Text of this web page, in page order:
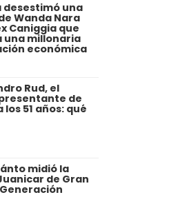
desestimó una
Wanda Nara
Caniggia que
una millonaria
económica
Rud, el
de
los 51 años: qué
midió la
de Gran